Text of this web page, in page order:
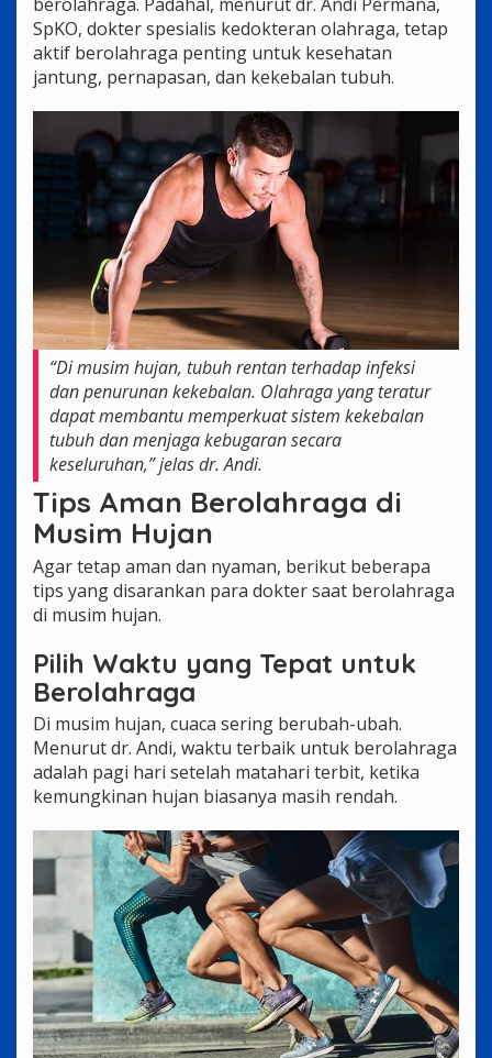
SpKO, dokter spesialis kedokteran olahraga, tetap
aktif berolahraga penting untuk kesehatan
jantung, pernapasan, dan kekebalan tubuh.
“Di musim hujan, tubuh rentan terhadap infeksi
dan penurunan kekebalan. Olahraga yang teratur
dapat membantu memperkuat sistem kekebalan
tubuh dan menjaga kebugaran secara
keseluruhan,” jelas dr. Andi.
Tips Aman Berolahraga di
Musim Hujan
Agar tetap aman dan nyaman, berikut beberapa
tips yang disarankan para dokter saat berolahraga
di musim hujan.
Pilih Waktu yang Tepat untuk
Berolahraga
Di musim hujan, cuaca sering berubah-ubah.
Menurut dr. Andi, waktu terbaik untuk berolahraga
adalah pagi hari setelah matahari terbit, ketika
kemungkinan hujan biasanya masih rendah.